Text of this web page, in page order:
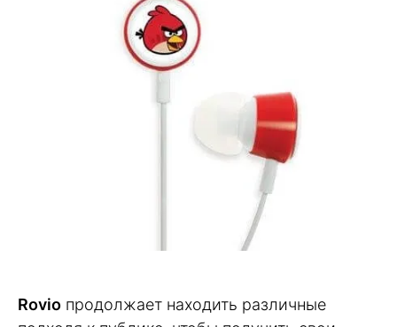
Rovio продолжает находить различные